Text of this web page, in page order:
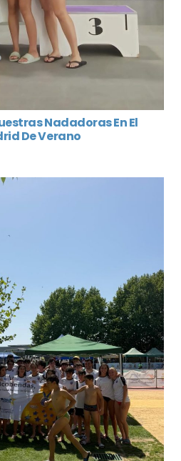
Nadadoras En El
De Verano